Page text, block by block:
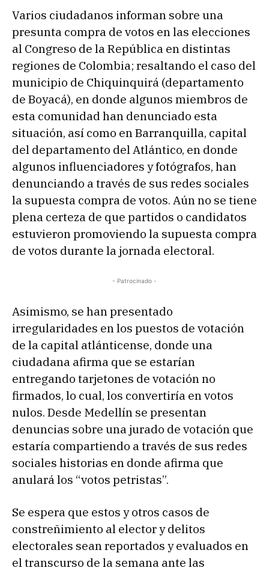
Varios ciudadanos informan sobre una
presunta compra de votos en las elecciones
al Congreso de la República en distintas
regiones de Colombia; resaltando el caso del
municipio de Chiquinquirá (departamento
de Boyacá), en donde algunos miembros de
esta comunidad han denunciado esta
situación, así como en Barranquilla, capital
del departamento del Atlántico, en donde
algunos influenciadores y fotógrafos, han
denunciando a través de sus redes sociales
la supuesta compra de votos. Aún no se tiene
plena certeza de que partidos o candidatos
estuvieron promoviendo la supuesta compra
de votos durante la jornada electoral.
- Patrocinado -
Asimismo, se han presentado
irregularidades en los puestos de votación
de la capital atlánticense, donde una
ciudadana afirma que se estarían
entregando tarjetones de votación no
firmados, lo cual, los convertiría en votos
nulos. Desde Medellín se presentan
denuncias sobre una jurado de votación que
estaría compartiendo a través de sus redes
sociales historias en donde afirma que
anulará los “votos petristas”.
Se espera que estos y otros casos de
constreñimiento al elector y delitos
electorales sean reportados y evaluados en
el transcurso de la semana ante las